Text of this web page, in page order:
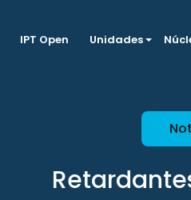
IPT Open Unidades